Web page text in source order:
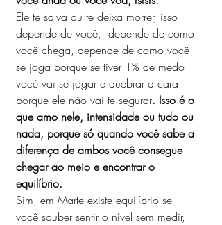
Ele te salva ou te deixa morrer, isso
depende de você,  depende de como
você chega, depende de como você
se joga porque se tiver 1% de medo
você vai se jogar e quebrar a cara
porque ele não vai te segurar. Isso é o
que amo nele, intensidade ou tudo ou
nada, porque só quando você sabe a
diferença de ambos você consegue
chegar ao meio e encontrar o
equilíbrio.
Sim, em Marte existe equilíbrio se
você souber sentir o nível sem medir,